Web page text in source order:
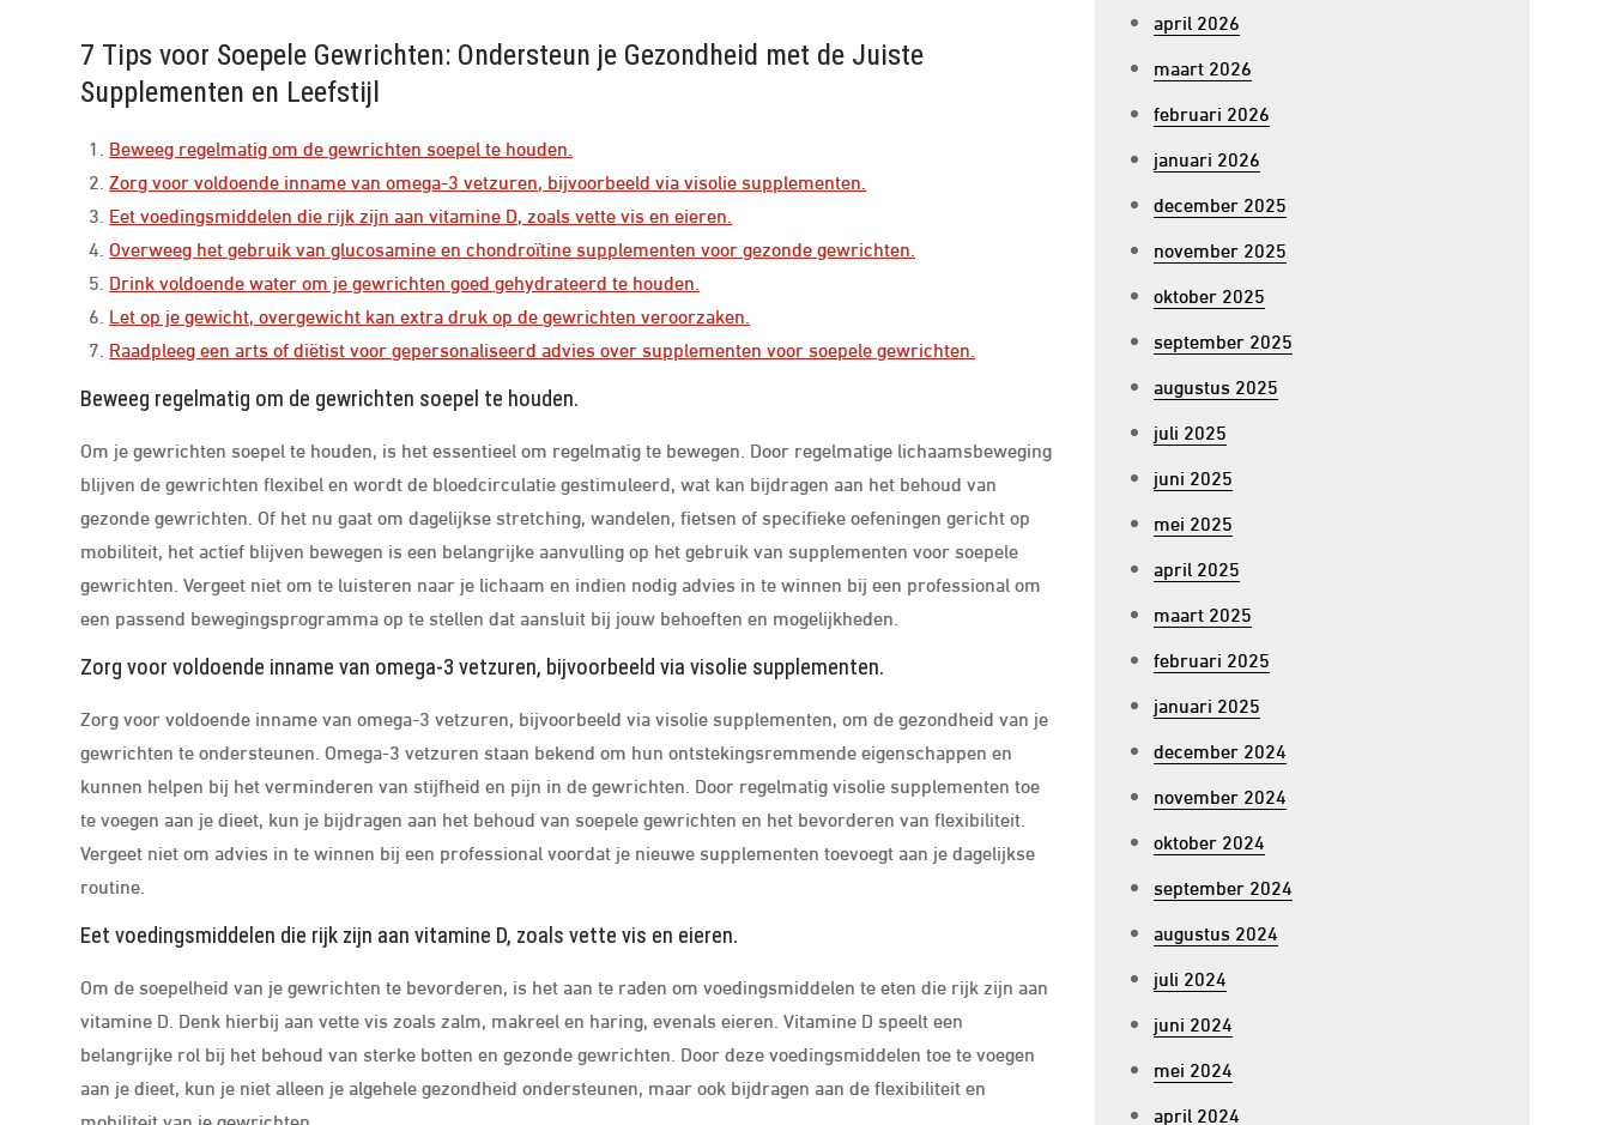
7 Tips voor Soepele Gewrichten: Ondersteun je Gezondheid met de Juiste
Supplementen en Leefstijl
Beweeg regelmatig om de gewrichten soepel te houden.
Zorg voor voldoende inname van omega-3 vetzuren, bijvoorbeeld via visolie supplementen.
Eet voedingsmiddelen die rijk zijn aan vitamine D, zoals vette vis en eieren.
Overweeg het gebruik van glucosamine en chondroïtine supplementen voor gezonde gewrichten.
Drink voldoende water om je gewrichten goed gehydrateerd te houden.
Let op je gewicht, overgewicht kan extra druk op de gewrichten veroorzaken.
Raadpleeg een arts of diëtist voor gepersonaliseerd advies over supplementen voor soepele gewrichten.
Beweeg regelmatig om de gewrichten soepel te houden.
Om je gewrichten soepel te houden, is het essentieel om regelmatig te bewegen. Door regelmatige lichaamsbeweging
blijven de gewrichten flexibel en wordt de bloedcirculatie gestimuleerd, wat kan bijdragen aan het behoud van
gezonde gewrichten. Of het nu gaat om dagelijkse stretching, wandelen, fietsen of specifieke oefeningen gericht op
mobiliteit, het actief blijven bewegen is een belangrijke aanvulling op het gebruik van supplementen voor soepele
gewrichten. Vergeet niet om te luisteren naar je lichaam en indien nodig advies in te winnen bij een professional om
een passend bewegingsprogramma op te stellen dat aansluit bij jouw behoeften en mogelijkheden.
Zorg voor voldoende inname van omega-3 vetzuren, bijvoorbeeld via visolie supplementen.
Zorg voor voldoende inname van omega-3 vetzuren, bijvoorbeeld via visolie supplementen, om de gezondheid van je
gewrichten te ondersteunen. Omega-3 vetzuren staan bekend om hun ontstekingsremmende eigenschappen en
kunnen helpen bij het verminderen van stijfheid en pijn in de gewrichten. Door regelmatig visolie supplementen toe
te voegen aan je dieet, kun je bijdragen aan het behoud van soepele gewrichten en het bevorderen van flexibiliteit.
Vergeet niet om advies in te winnen bij een professional voordat je nieuwe supplementen toevoegt aan je dagelijkse
routine.
Eet voedingsmiddelen die rijk zijn aan vitamine D, zoals vette vis en eieren.
Om de soepelheid van je gewrichten te bevorderen, is het aan te raden om voedingsmiddelen te eten die rijk zijn aan
vitamine D. Denk hierbij aan vette vis zoals zalm, makreel en haring, evenals eieren. Vitamine D speelt een
belangrijke rol bij het behoud van sterke botten en gezonde gewrichten. Door deze voedingsmiddelen toe te voegen
aan je dieet, kun je niet alleen je algehele gezondheid ondersteunen, maar ook bijdragen aan de flexibiliteit en
april 2026
maart 2026
februari 2026
januari 2026
december 2025
november 2025
oktober 2025
september 2025
augustus 2025
juli 2025
juni 2025
mei 2025
april 2025
maart 2025
februari 2025
januari 2025
december 2024
november 2024
oktober 2024
september 2024
augustus 2024
juli 2024
juni 2024
mei 2024
april 2024